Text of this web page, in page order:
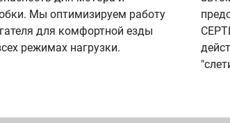
Мы оптимизируем работу
для комфортной езды
режимах нагрузки.